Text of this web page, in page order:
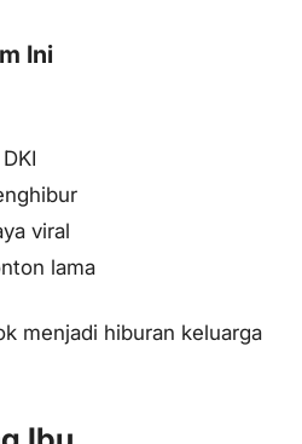
Ini
viral
lama
menjadi hiburan keluarga